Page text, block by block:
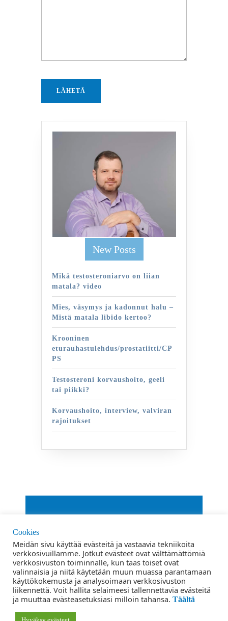
New Posts
Mikä testosteroniarvo on liian
matala? video
Mies, väsymys ja kadonnut halu –
Mistä matala libido kertoo?
Krooninen
eturauhastulehdus/prostatiitti/CP
PS
Testosteroni korvaushoito, geeli
tai piikki?
Korvaushoito, interview, valviran
rajoitukset
Up
Ehdot ja edellytykset
Tietosuojaseloste
Cookies
Meidän sivu käyttää evästeitä ja vastaavia tekniikoita
verkkosivuillamme. Jotkut evästeet ovat välttämättömiä
verkkosivuston toiminnalle, kun taas toiset ovat
valinnaisia ​​ja niitä käytetään muun muassa parantamaan
käyttökokemusta ja analysoimaan verkkosivuston
liikennettä. Voit hallita selaimeesi tallennettavia evästeitä
ja muuttaa evästeasetuksiasi milloin tahansa. Täältä